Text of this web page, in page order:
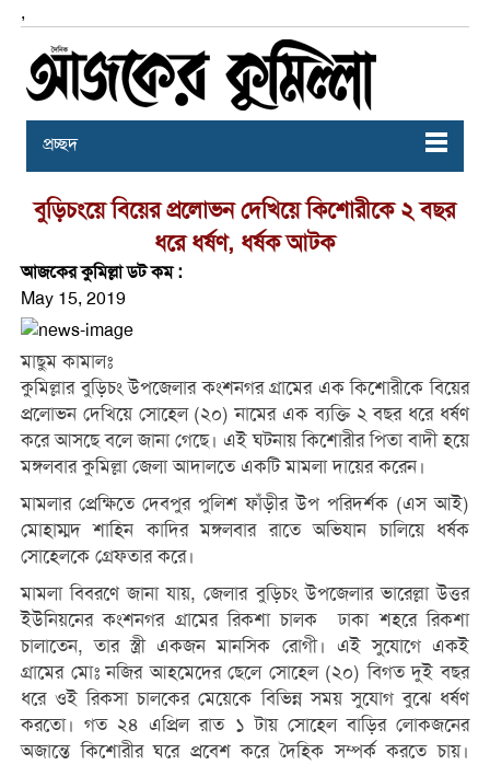
,
প্রচ্ছদ
বুড়িচংয়ে বিয়ের প্রলোভন দেখিয়ে কিশোরীকে ২ বছর
ধরে ধর্ষণ, ধর্ষক আটক
আজকের কুমিল্লা ডট কম :
May 15, 2019
মাছুম কামালঃ
কুমিল্লার বুড়িচং উপজেলার কংশনগর গ্রামের এক কিশোরীকে বিয়ের
প্রলোভন দেখিয়ে সোহেল (২০) নামের এক ব্যক্তি ২ বছর ধরে ধর্ষণ
করে আসছে বলে জানা গেছে। এই ঘটনায় কিশোরীর পিতা বাদী হয়ে
মঙ্গলবার কুমিল্লা জেলা আদালতে একটি মামলা দায়ের করেন।
মামলার প্রেক্ষিতে দেবপুর পুলিশ ফাঁড়ীর উপ পরিদর্শক (এস আই)
মোহাম্মদ শাহিন কাদির মঙ্গলবার রাতে অভিযান চালিয়ে ধর্ষক
সোহেলকে গ্রেফতার করে।
মামলা বিবরণে জানা যায়, জেলার বুড়িচং উপজেলার ভারেল্লা উত্তর
ইউনিয়নের কংশনগর গ্রামের রিকশা চালক ঢাকা শহরে রিকশা
চালাতেন, তার স্ত্রী একজন মানসিক রোগী। এই সুযোগে একই
গ্রামের মোঃ নজির আহমেদের ছেলে সোহেল (২০) বিগত দুই বছর
ধরে ওই রিকসা চালকের মেয়েকে বিভিন্ন সময় সুযোগ বুঝে ধর্ষণ
করতো। গত ২৪ এপ্রিল রাত ১ টায় সোহেল বাড়ির লোকজনের
অজান্তে কিশোরীর ঘরে প্রবেশ করে দৈহিক সম্পর্ক করতে চায়।